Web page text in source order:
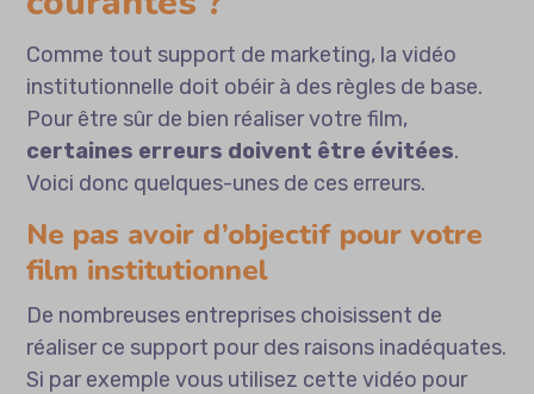
Comme tout support de marketing, la vidéo
institutionnelle doit obéir à des règles de base.
Pour être sûr de bien réaliser votre film,
certaines erreurs doivent être évitées.
Voici donc quelques-unes de ces erreurs.
Ne pas avoir d’objectif pour votre
film institutionnel
De nombreuses entreprises choisissent de
réaliser ce support pour des raisons inadéquates.
Si par exemple vous utilisez cette vidéo pour